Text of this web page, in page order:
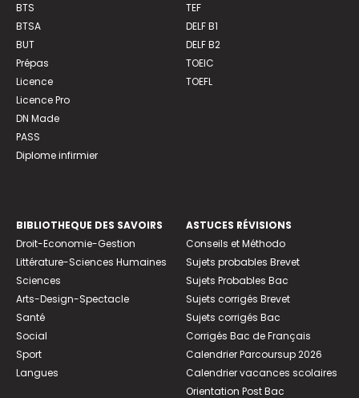
BTS
BTSA
BUT
Prépas
Licence
Licence Pro
DN Made
PASS
Diplome infirmier
TEF
DELF B1
DELF B2
TOEIC
TOEFL
BIBLIOTHEQUE DES SAVOIRS
Droit-Economie-Gestion
Littérature-Sciences Humaines
Sciences
Arts-Design-Spectacle
Santé
Social
Sport
Langues
ASTUCES RÉVISIONS
Conseils et Méthodo
Sujets probables Brevet
Sujets Probables Bac
Sujets corrigés Brevet
Sujets corrigés Bac
Corrigés Bac de Français
Calendrier Parcoursup 2026
Calendrier vacances scolaires
Orientation Post Bac